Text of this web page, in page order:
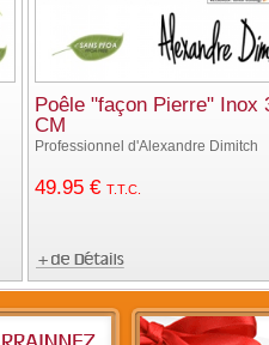
Poêle "façon Pierre" Inox
CM
Professionnel d'Alexandre Dimitch
49.95 € T.T.C.